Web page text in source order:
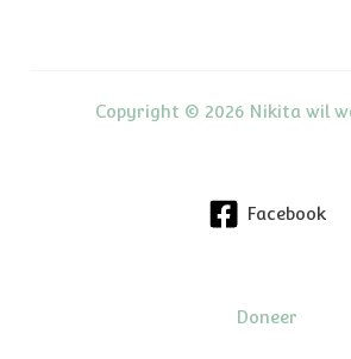
Copyright © 2026 Nikita wil
Facebook
Doneer